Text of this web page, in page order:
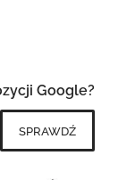
Google?
sprawdź